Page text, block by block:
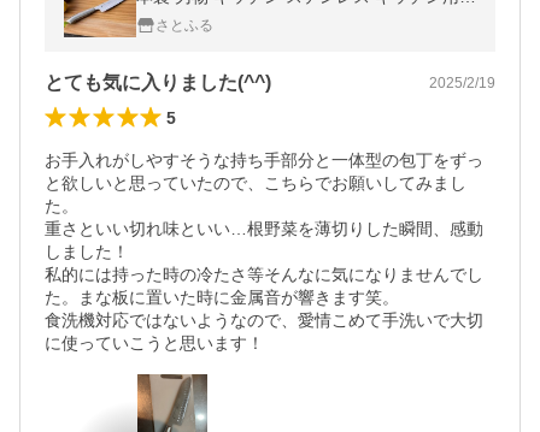
調理器具 岐阜県関市
さとふる
とても気に入りました(^^) 2025/2/19
5
お手入れがしやすそうな持ち手部分と一体型の包丁をずっ
と欲しいと思っていたので、こちらでお願いしてみまし
た。
重さといい切れ味といい…根野菜を薄切りした瞬間、感動
しました！
私的には持った時の冷たさ等そんなに気になりませんでし
た。まな板に置いた時に金属音が響きます笑。
食洗機対応ではないようなので、愛情こめて手洗いで大切
に使っていこうと思います！